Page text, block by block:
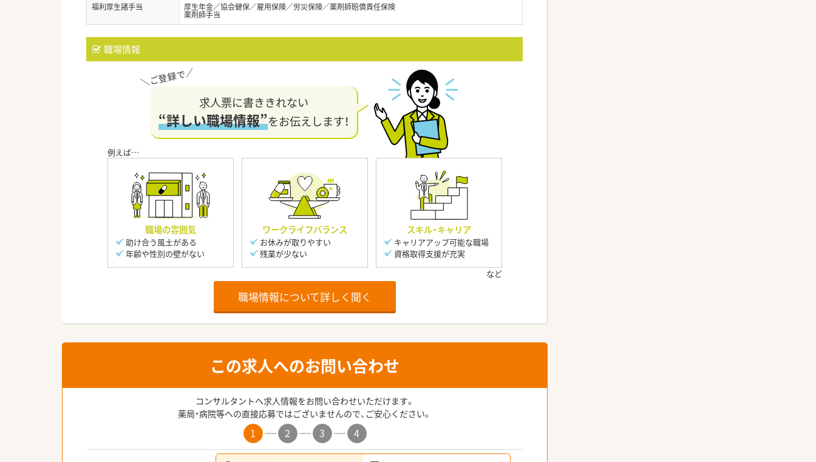
福利厚生諸手当
厚生年金／協会健保／雇用保険／労災保険／薬剤師賠償責任保険
薬剤師手当
職場情報
求人票に書ききれない
“詳しい職場情報”をお伝えします！
職場の雰囲気
助け合う風土がある
年齢や性別の壁がない
ワークライフバランス
お休みが取りやすい
残業が少ない
スキル・キャリア
キャリアアップ可能な職場
資格取得支援が充実
職場情報について詳しく聞く
この求人へのお問い合わせ
コンサルタントへ求人情報をお問い合わせいただけます。
薬局・病院等への直接応募ではございませんので、ご安心ください。
1 2 3 4